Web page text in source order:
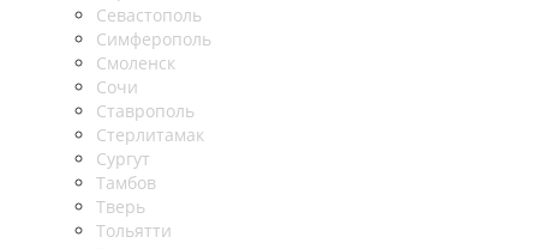
Севастополь
Симферополь
Смоленск
Сочи
Ставрополь
Стерлитамак
Сургут
Тамбов
Тверь
Тольятти